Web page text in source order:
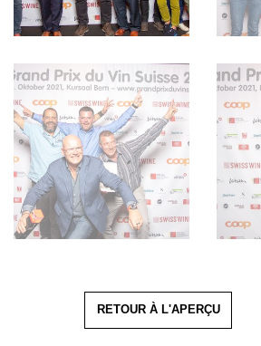
RETOUR À L'APERÇU